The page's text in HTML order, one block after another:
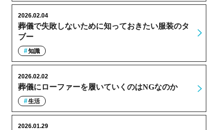
葬儀で失敗しないために知っておきたい服装のタ
ブー
2026.02.04
知識
葬儀にローファーを履いていくのはNGなのか
2026.02.02
生活
2026.01.29